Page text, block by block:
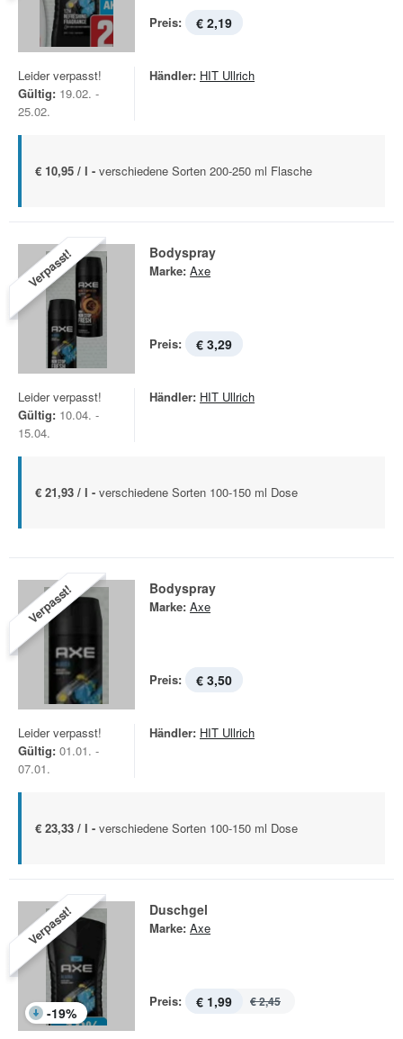
Preis: € 2,19
Leider verpasst!
Gültig: 19.02. -
25.02.
Händler: HIT Ullrich
€ 10,95 / l - verschiedene Sorten 200-250 ml Flasche
Verpasst! Bodyspray
Marke: Axe
Preis: € 3,29
Leider verpasst!
Gültig: 10.04. -
15.04.
Händler: HIT Ullrich
€ 21,93 / l - verschiedene Sorten 100-150 ml Dose
Verpasst! Bodyspray
Marke: Axe
Preis: € 3,50
Leider verpasst!
Gültig: 01.01. -
07.01.
Händler: HIT Ullrich
€ 23,33 / l - verschiedene Sorten 100-150 ml Dose
Verpasst!
-19%
Duschgel
Marke: Axe
Preis: € 1,99 € 2,45